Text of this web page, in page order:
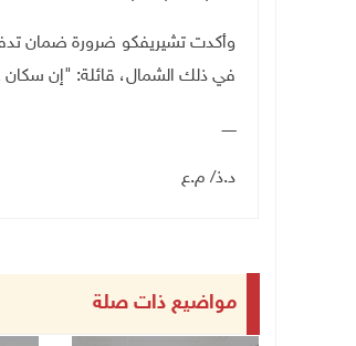
وأكدت تشيريفكو ضرورة ضمان تدفق
في ذلك الشمال، قائلة: "إن سكان
ــــــ
د.ذ/ م.ع
مواضيع ذات صلة